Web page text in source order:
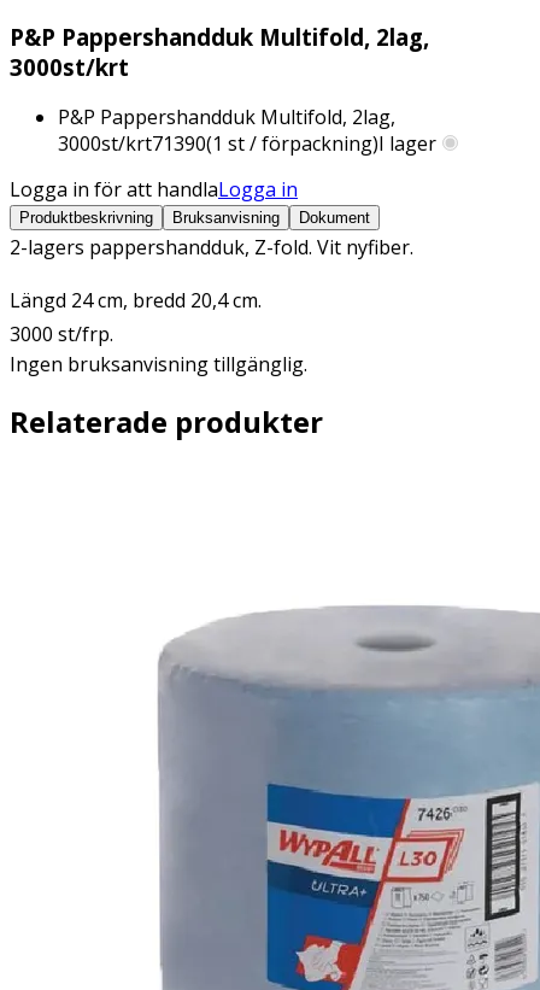
P&P Pappershandduk Multifold, 2lag,
3000st/krt
P&P Pappershandduk Multifold, 2lag,
3000st/krt71390(1 st / förpackning)I lager
Logga in för att handlaLogga in
Produktbeskrivning Bruksanvisning Dokument
2-lagers pappershandduk, Z-fold. Vit nyfiber.
Längd 24 cm, bredd 20,4 cm.
3000 st/frp.
Ingen bruksanvisning tillgänglig.
Relaterade produkter